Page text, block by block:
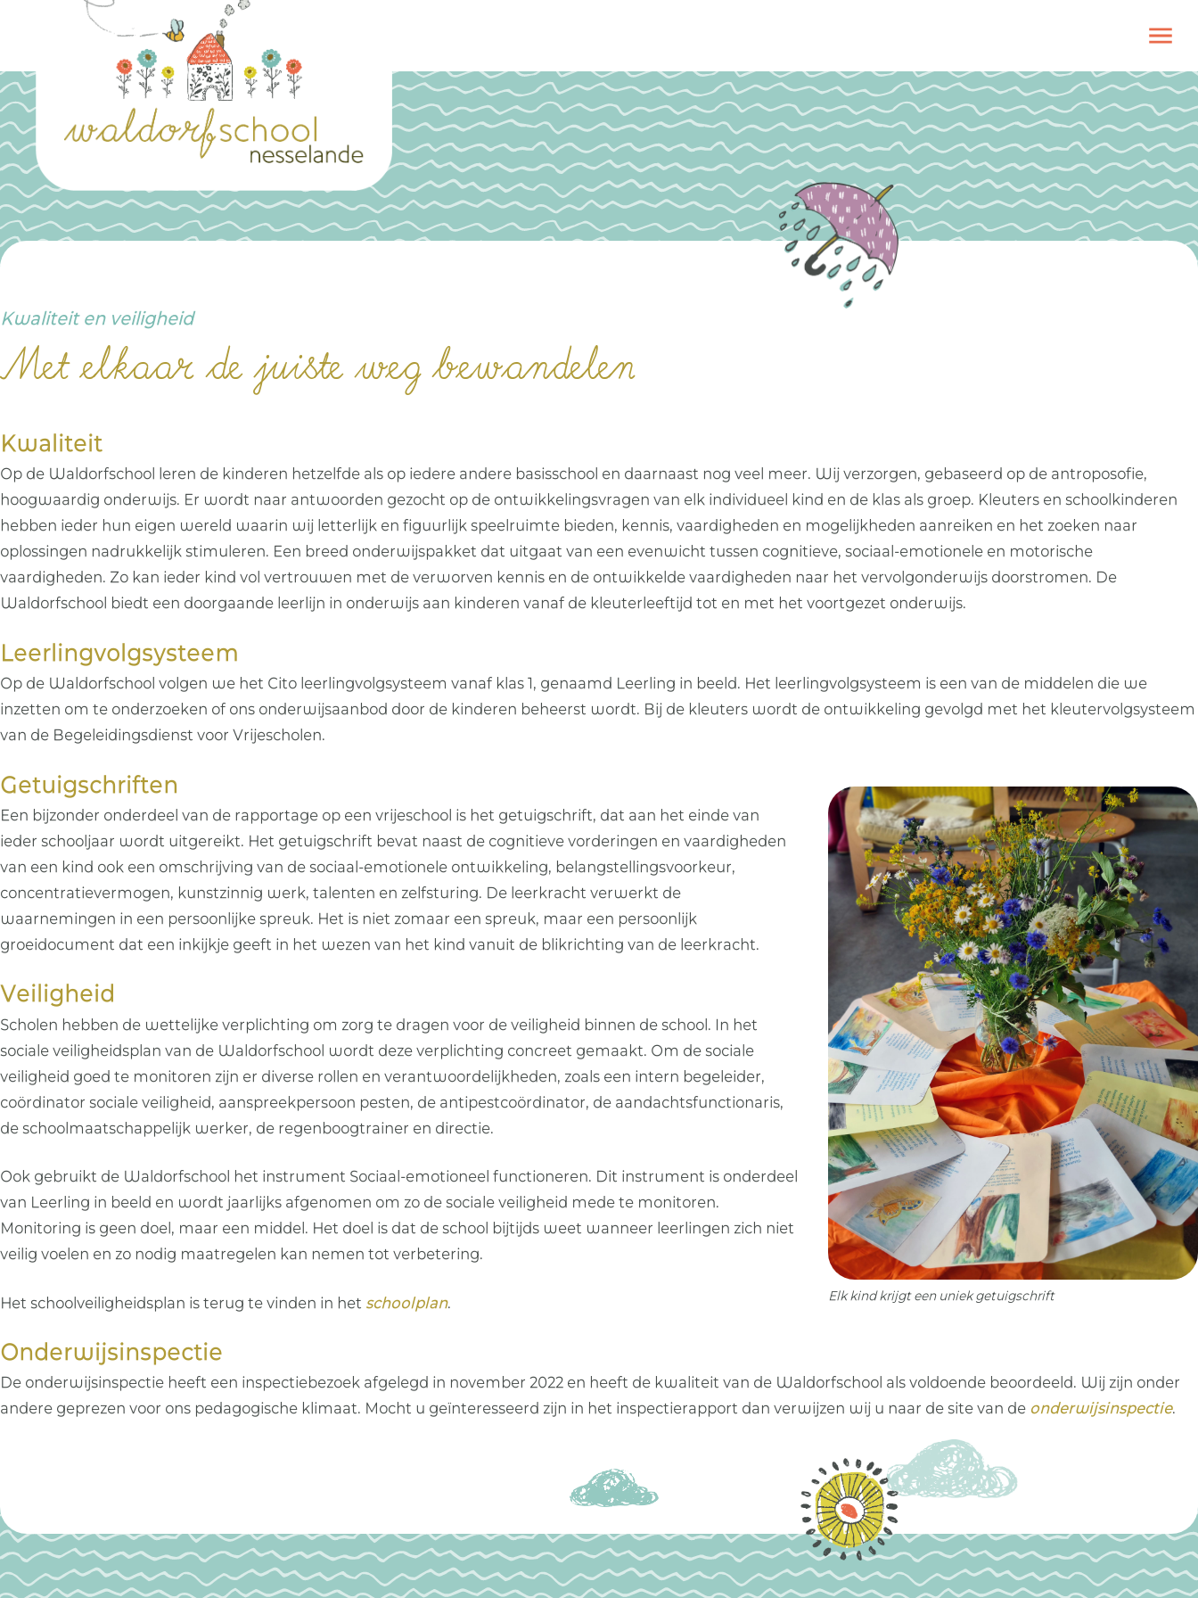
Kwaliteit en veiligheid
Met elkaar de juiste weg bewandelen
Kwaliteit
Op de Waldorfschool leren de kinderen hetzelfde als op iedere andere basisschool en daarnaast nog veel meer. Wij verzorgen, gebaseerd op de antroposofie,
hoogwaardig onderwijs. Er wordt naar antwoorden gezocht op de ontwikkelingsvragen van elk individueel kind en de klas als groep. Kleuters en schoolkinderen
hebben ieder hun eigen wereld waarin wij letterlijk en figuurlijk speelruimte bieden, kennis, vaardigheden en mogelijkheden aanreiken en het zoeken naar
oplossingen nadrukkelijk stimuleren. Een breed onderwijspakket dat uitgaat van een evenwicht tussen cognitieve, sociaal-emotionele en motorische
vaardigheden. Zo kan ieder kind vol vertrouwen met de verworven kennis en de ontwikkelde vaardigheden naar het vervolgonderwijs doorstromen. De
Waldorfschool biedt een doorgaande leerlijn in onderwijs aan kinderen vanaf de kleuterleeftijd tot en met het voortgezet onderwijs.
Leerlingvolgsysteem
Op de Waldorfschool volgen we het Cito leerlingvolgsysteem vanaf klas 1, genaamd Leerling in beeld. Het leerlingvolgsysteem is een van de middelen die we
inzetten om te onderzoeken of ons onderwijsaanbod door de kinderen beheerst wordt. Bij de kleuters wordt de ontwikkeling gevolgd met het kleutervolgsysteem
van de Begeleidingsdienst voor Vrijescholen.
Elk kind krijgt een uniek getuigschrift
Getuigschriften
Een bijzonder onderdeel van de rapportage op een vrijeschool is het getuigschrift, dat aan het einde van
ieder schooljaar wordt uitgereikt. Het getuigschrift bevat naast de cognitieve vorderingen en vaardigheden
van een kind ook een omschrijving van de sociaal-emotionele ontwikkeling, belangstellingsvoorkeur,
concentratievermogen, kunstzinnig werk, talenten en zelfsturing. De leerkracht verwerkt de
waarnemingen in een persoonlijke spreuk. Het is niet zomaar een spreuk, maar een persoonlijk
groeidocument dat een inkijkje geeft in het wezen van het kind vanuit de blikrichting van de leerkracht.
Veiligheid
Scholen hebben de wettelijke verplichting om zorg te dragen voor de veiligheid binnen de school. In het
sociale veiligheidsplan van de Waldorfschool wordt deze verplichting concreet gemaakt. Om de sociale
veiligheid goed te monitoren zijn er diverse rollen en verantwoordelijkheden, zoals een intern begeleider,
coördinator sociale veiligheid, aanspreekpersoon pesten, de antipestcoördinator, de aandachtsfunctionaris,
de schoolmaatschappelijk werker, de regenboogtrainer en directie.
Ook gebruikt de Waldorfschool het instrument Sociaal-emotioneel functioneren. Dit instrument is onderdeel
van Leerling in beeld en wordt jaarlijks afgenomen om zo de sociale veiligheid mede te monitoren.
Monitoring is geen doel, maar een middel. Het doel is dat de school bijtijds weet wanneer leerlingen zich niet
veilig voelen en zo nodig maatregelen kan nemen tot verbetering.
Het schoolveiligheidsplan is terug te vinden in het schoolplan.
Onderwijsinspectie
De onderwijsinspectie heeft een inspectiebezoek afgelegd in november 2022 en heeft de kwaliteit van de Waldorfschool als voldoende beoordeeld. Wij zijn onder
andere geprezen voor ons pedagogische klimaat. Mocht u geïnteresseerd zijn in het inspectierapport dan verwijzen wij u naar de site van de onderwijsinspectie.